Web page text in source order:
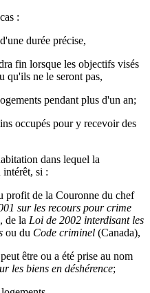
:
durée précise,
fin lorsque les objectifs visés
qu'ils ne le seront pas,
pendant plus d'un an;
occupés pour y recevoir des
dans lequel la
si :
profit de la Couronne du chef
sur les recours pour crime
, de la Loi de 2002 interdisant les
ou du Code criminel (Canada),
être ou a été prise au nom
les biens en déshérence;